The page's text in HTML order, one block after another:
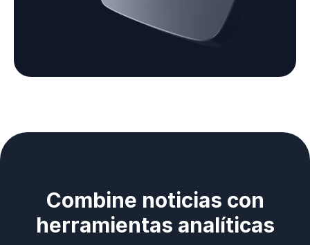
Combine noticias con
herramientas analíticas